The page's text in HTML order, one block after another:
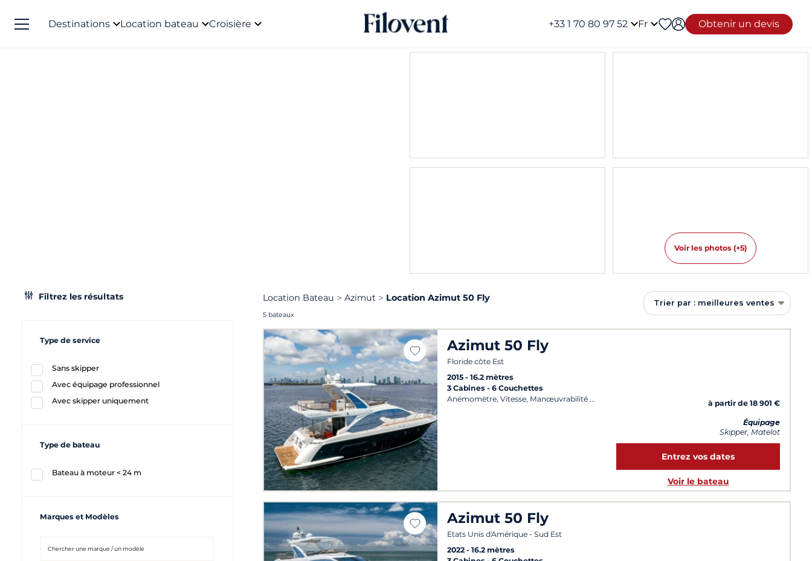
Destinations Location bateau Croisière +33 1 70 80 97 52 Fr Obtenir un devis
Voir les photos (+5)
Filtrez les résultats
Type de service
Sans skipper
Avec équipage professionnel
Avec skipper uniquement
Type de bateau
Bateau à moteur < 24 m
Marques et Modèles
Location Bateau Azimut Location Azimut 50 Fly
5 bateaux
Trier par : meilleures ventes
Azimut 50 Fly
Floride côte Est
2015
16.2 mètres
3 Cabines 6 Couchettes
Anémomètre, Vitesse, Manœuvrabilité
à partir de 18 901 €
Équipage
Skipper, Matelot
Entrez vos dates
Voir le bateau
Azimut 50 Fly
Etats Unis d'Amérique - Sud Est
2022
16.2 mètres